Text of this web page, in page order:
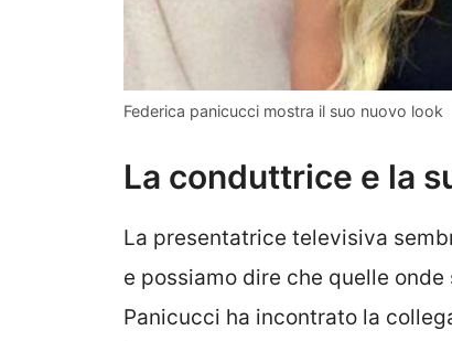
Federica panicucci mostra il suo nuovo look
La conduttrice e la
La presentatrice televisiva
e possiamo dire che quelle
Panicucci ha incontrato la